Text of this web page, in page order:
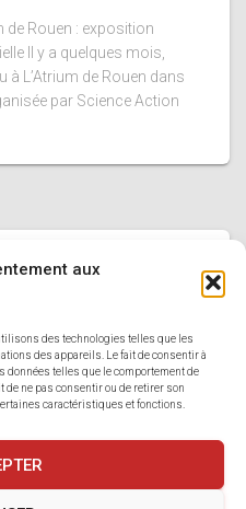
aux
des technologies telles que les
des appareils. Le fait de consentir à
données telles que le comportement de
de ne pas consentir ou de retirer son
caractéristiques et fonctions.
de Rouen : exposition
Il y a quelques mois,
à L’Atrium de Rouen dans
par Science Action
au Pavillon
l’honneur d’assister à
exposition du Pavillon
Rouen Normandie :
fiers de Lire la suite